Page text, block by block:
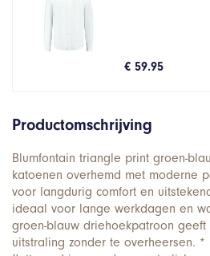
€ 59.95
Productomschrijving
Blumfontain triangle print groen-
katoenen overhemd met moderne
voor langdurig comfort en
ideaal voor lange werkdagen en
groen-blauw driehoekpatroon
uitstraling zonder te overheersen.